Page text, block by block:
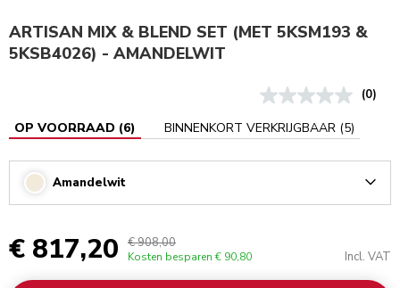
ARTISAN MIX & BLEND SET (MET 5KSM193 &
5KSB4026) - AMANDELWIT
(0)
OP VOORRAAD (6) BINNENKORT VERKRIJGBAAR (5)
Amandelwit
€ 817,20 € 908,00
Kosten besparen € 90,80 Incl. VAT